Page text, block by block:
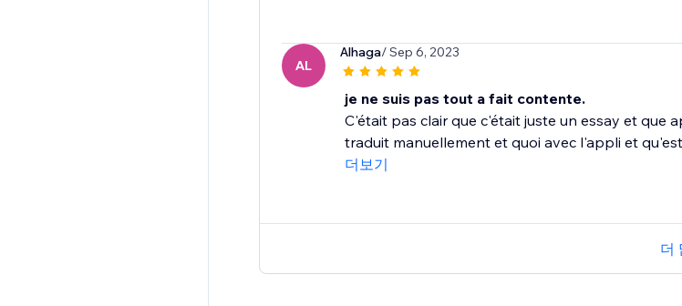
AL
Alhaga/ Sep 6, 2023
je ne suis pas tout a fait contente.
C'était pas clair que c'était juste un essay et que
traduit manuellement et quoi avec l'appli et
더보기
더